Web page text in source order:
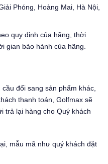
Phóng, Hoàng Mai, Hà Nội,
quy định của hãng, thời
gian bảo hành của hãng.
đổi sang sản phẩm khác,
thanh toán, Golfmax sẽ
trả lại hàng cho Quý khách
mẫu mã như quý khách đặt